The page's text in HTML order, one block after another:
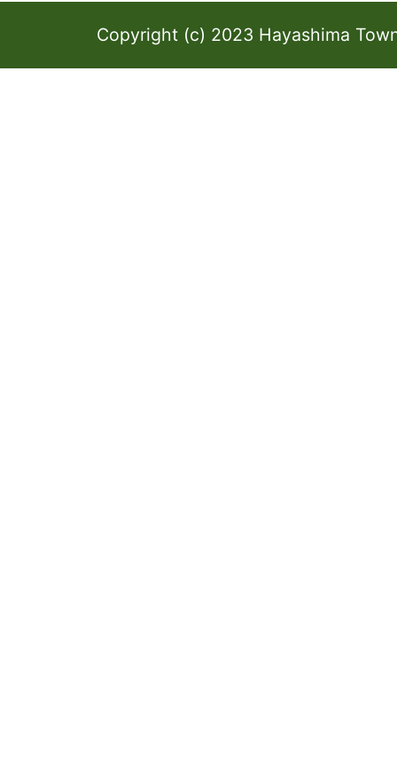
Copyright (c) 2023 Hayashima